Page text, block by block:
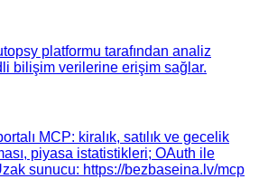
platformu tarafından analiz
bilişim verilerine erişim sağlar.
MCP: kiralık, satılık ve gecelik
piyasa istatistikleri; OAuth ile
sunucu: https://bezbaseina.lv/mcp